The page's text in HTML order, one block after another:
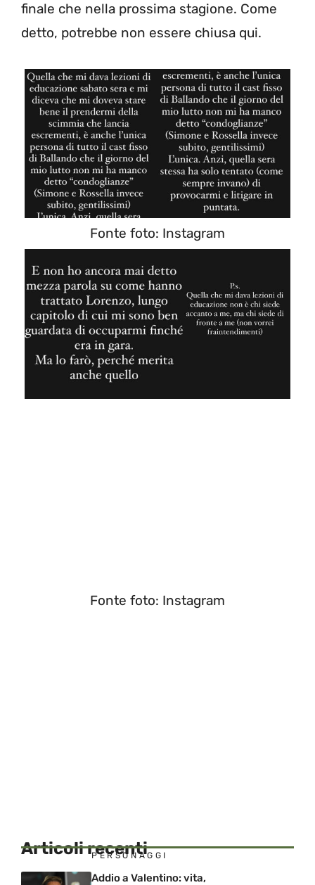
finale che nella prossima stagione. Come
detto, potrebbe non essere chiusa qui.
Fonte foto: Instagram
Fonte foto: Instagram
Articoli recenti
PERSONAGGI
Addio a Valentino: vita,